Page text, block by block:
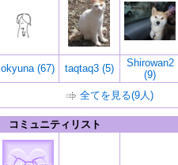
okyuna (67) taqtaq3 (5)
Shirowan2
(9)
全てを見る(9人)
コミュニティリスト